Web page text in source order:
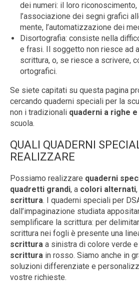
dei numeri: il loro riconoscimento,
l’associazione dei segni grafici
mente, l’automatizzazione dei
Disortografia: consiste nella
e frasi. Il soggetto non riesce ad
scrittura, o, se riesce a scrivere,
ortografici.
Se siete capitati su questa pagina
cercando quaderni speciali per la
non i tradizionali quaderni a righe
scuola.
QUALI QUADERNI
REALIZZARE
Possiamo realizzare quaderni
quadretti grandi, a colori alternati
scrittura. I quaderni speciali per
dall’impaginazione studiata
semplificare la scrittura: per
scrittura nei fogli è presente una
scrittura a sinistra di colore verde
scrittura in rosso. Siamo anche in
soluzioni differenziate e
vostre richieste.